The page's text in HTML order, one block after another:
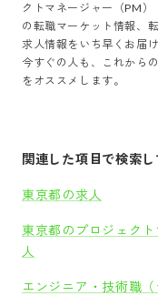
クトマネージャー（PM）
の転職マーケット情報、
求人情報をいち早くお届け
今すぐの人も、これから
をオススメします。
関連した項目で検索
東京都の求人
東京都のプロジェク
人
エンジニア・技術職